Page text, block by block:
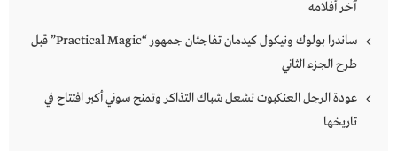
آخر أفلامه
ساندرا بولوك ونيكول كيدمان تفاجئان جمهور “Practical Magic” قبل
طرح الجزء الثاني
عودة الرجل العنكبوت تشعل شباك التذاكر وتمنح سوني أكبر افتتاح في
تاريخها